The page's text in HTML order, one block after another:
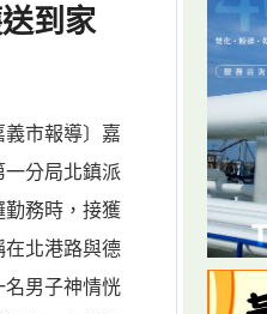
到家
義市報導〕嘉
分局北鎮派
勤務時，接獲
在北港路與德
名男子神情恍